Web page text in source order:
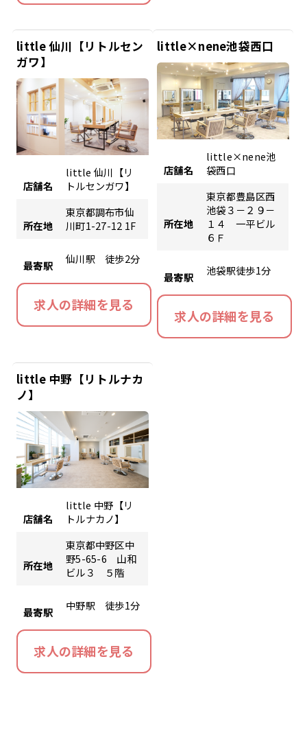
little 仙川【リトルセン
ガワ】
店舗名
little 仙川【リ
トルセンガワ】
所在地
東京都調布市仙
川町1-27-12 1F
最寄駅 仙川駅 徒歩2分
求人の詳細を見る
little×nene池袋西口
店舗名
little×nene池
袋西口
所在地
東京都豊島区西
池袋３－２９－
１４ 一平ビル
６Ｆ
最寄駅 池袋駅徒歩1分
求人の詳細を見る
little 中野【リトルナカ
ノ】
店舗名
little 中野【リ
トルナカノ】
所在地
東京都中野区中
野5-65-6 山和
ビル３ ５階
最寄駅 中野駅 徒歩1分
求人の詳細を見る